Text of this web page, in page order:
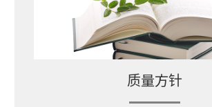
质量方针